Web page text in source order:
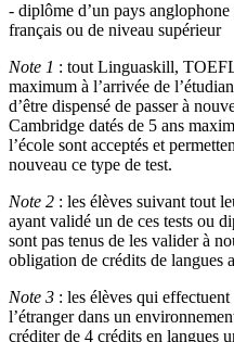
- diplôme d’un pays
français ou de niveau supérieur
Note 1 : tout Linguaskill,
maximum à l’arrivée de
d’être dispensé de passer à
Cambridge datés de 5 ans
l’école sont acceptés et
nouveau ce type de test.
Note 2 : les élèves suivant tout
ayant validé un de ces tests ou
sont pas tenus de les valider à
obligation de crédits de langues
Note 3 : les élèves qui effectuent
l’étranger dans un
créditer de 4 crédits en langues